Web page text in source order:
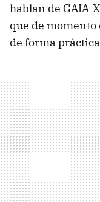
hablan de GAIA-
que de momento
de forma